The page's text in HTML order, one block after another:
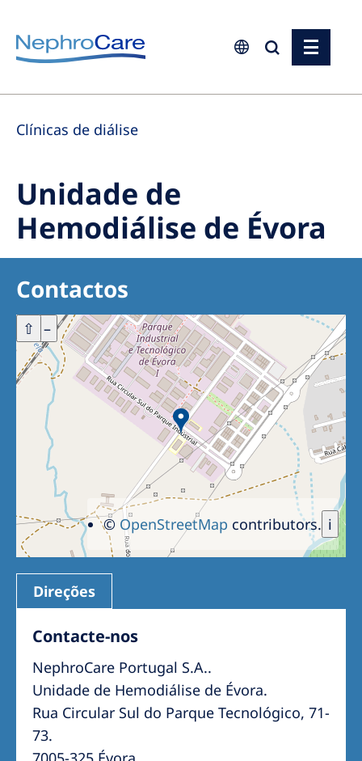
Europe
Czech Republic
Germany
Israel
Netherlands
Poland
Portugal
Romania
Russia
Serbia
Slovakia
Slovenia
Spain
Sweden
Switzerland
Asia Pacific
Asia Pacific
Australia
Clínicas de diálise
Unidade de
Hemodiálise de Évora
Contactos
+ –
⇧
i
© OpenStreetMap contributors.
Direções
Contacte-nos
NephroCare Portugal S.A..
Unidade de Hemodiálise de Évora.
Rua Circular Sul do Parque Tecnológico, 71-
73.